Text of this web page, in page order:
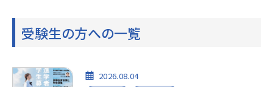
受験生の方への一覧
2026.08.04